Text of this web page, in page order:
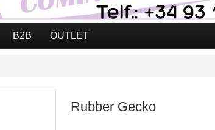
B2B OUTLET
Rubber Gecko